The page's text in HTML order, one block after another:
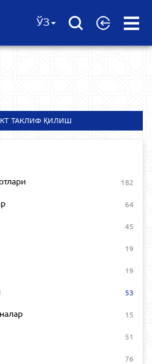
Open
ЎЗ
ТАКЛИФ ҚИЛИШ
182
64
45
19
19
53
15
51
76